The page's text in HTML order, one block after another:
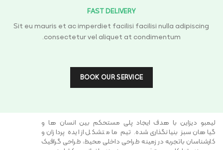
FAST DELIVERY
Sit eu mauris et ac imperdiet facilisi facilisi nulla adipiscing
consectetur vel aliquet at condimentum.
BOOK OUR SERVICE
لیمبو دیزاین با هدف ایجاد پلی مستحکم بین انسان ها و
گیاهان سبز بنیانگذاری شده. تیم ما متشکل از ایده پردازان و
کارشناسان باتجربه در زمینه طراحی داخلی محیط، طراحی گرافیک